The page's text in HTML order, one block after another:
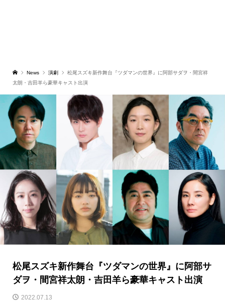
News 演劇
松尾スズキ新作舞台『ツダマンの世界』に阿部サダヲ・間宮祥
太朗・吉田羊ら豪華キャスト出演
松尾スズキ新作舞台『ツダマンの世界』に阿部サ
ダヲ・間宮祥太朗・吉田羊ら豪華キャスト出演
2022.07.13